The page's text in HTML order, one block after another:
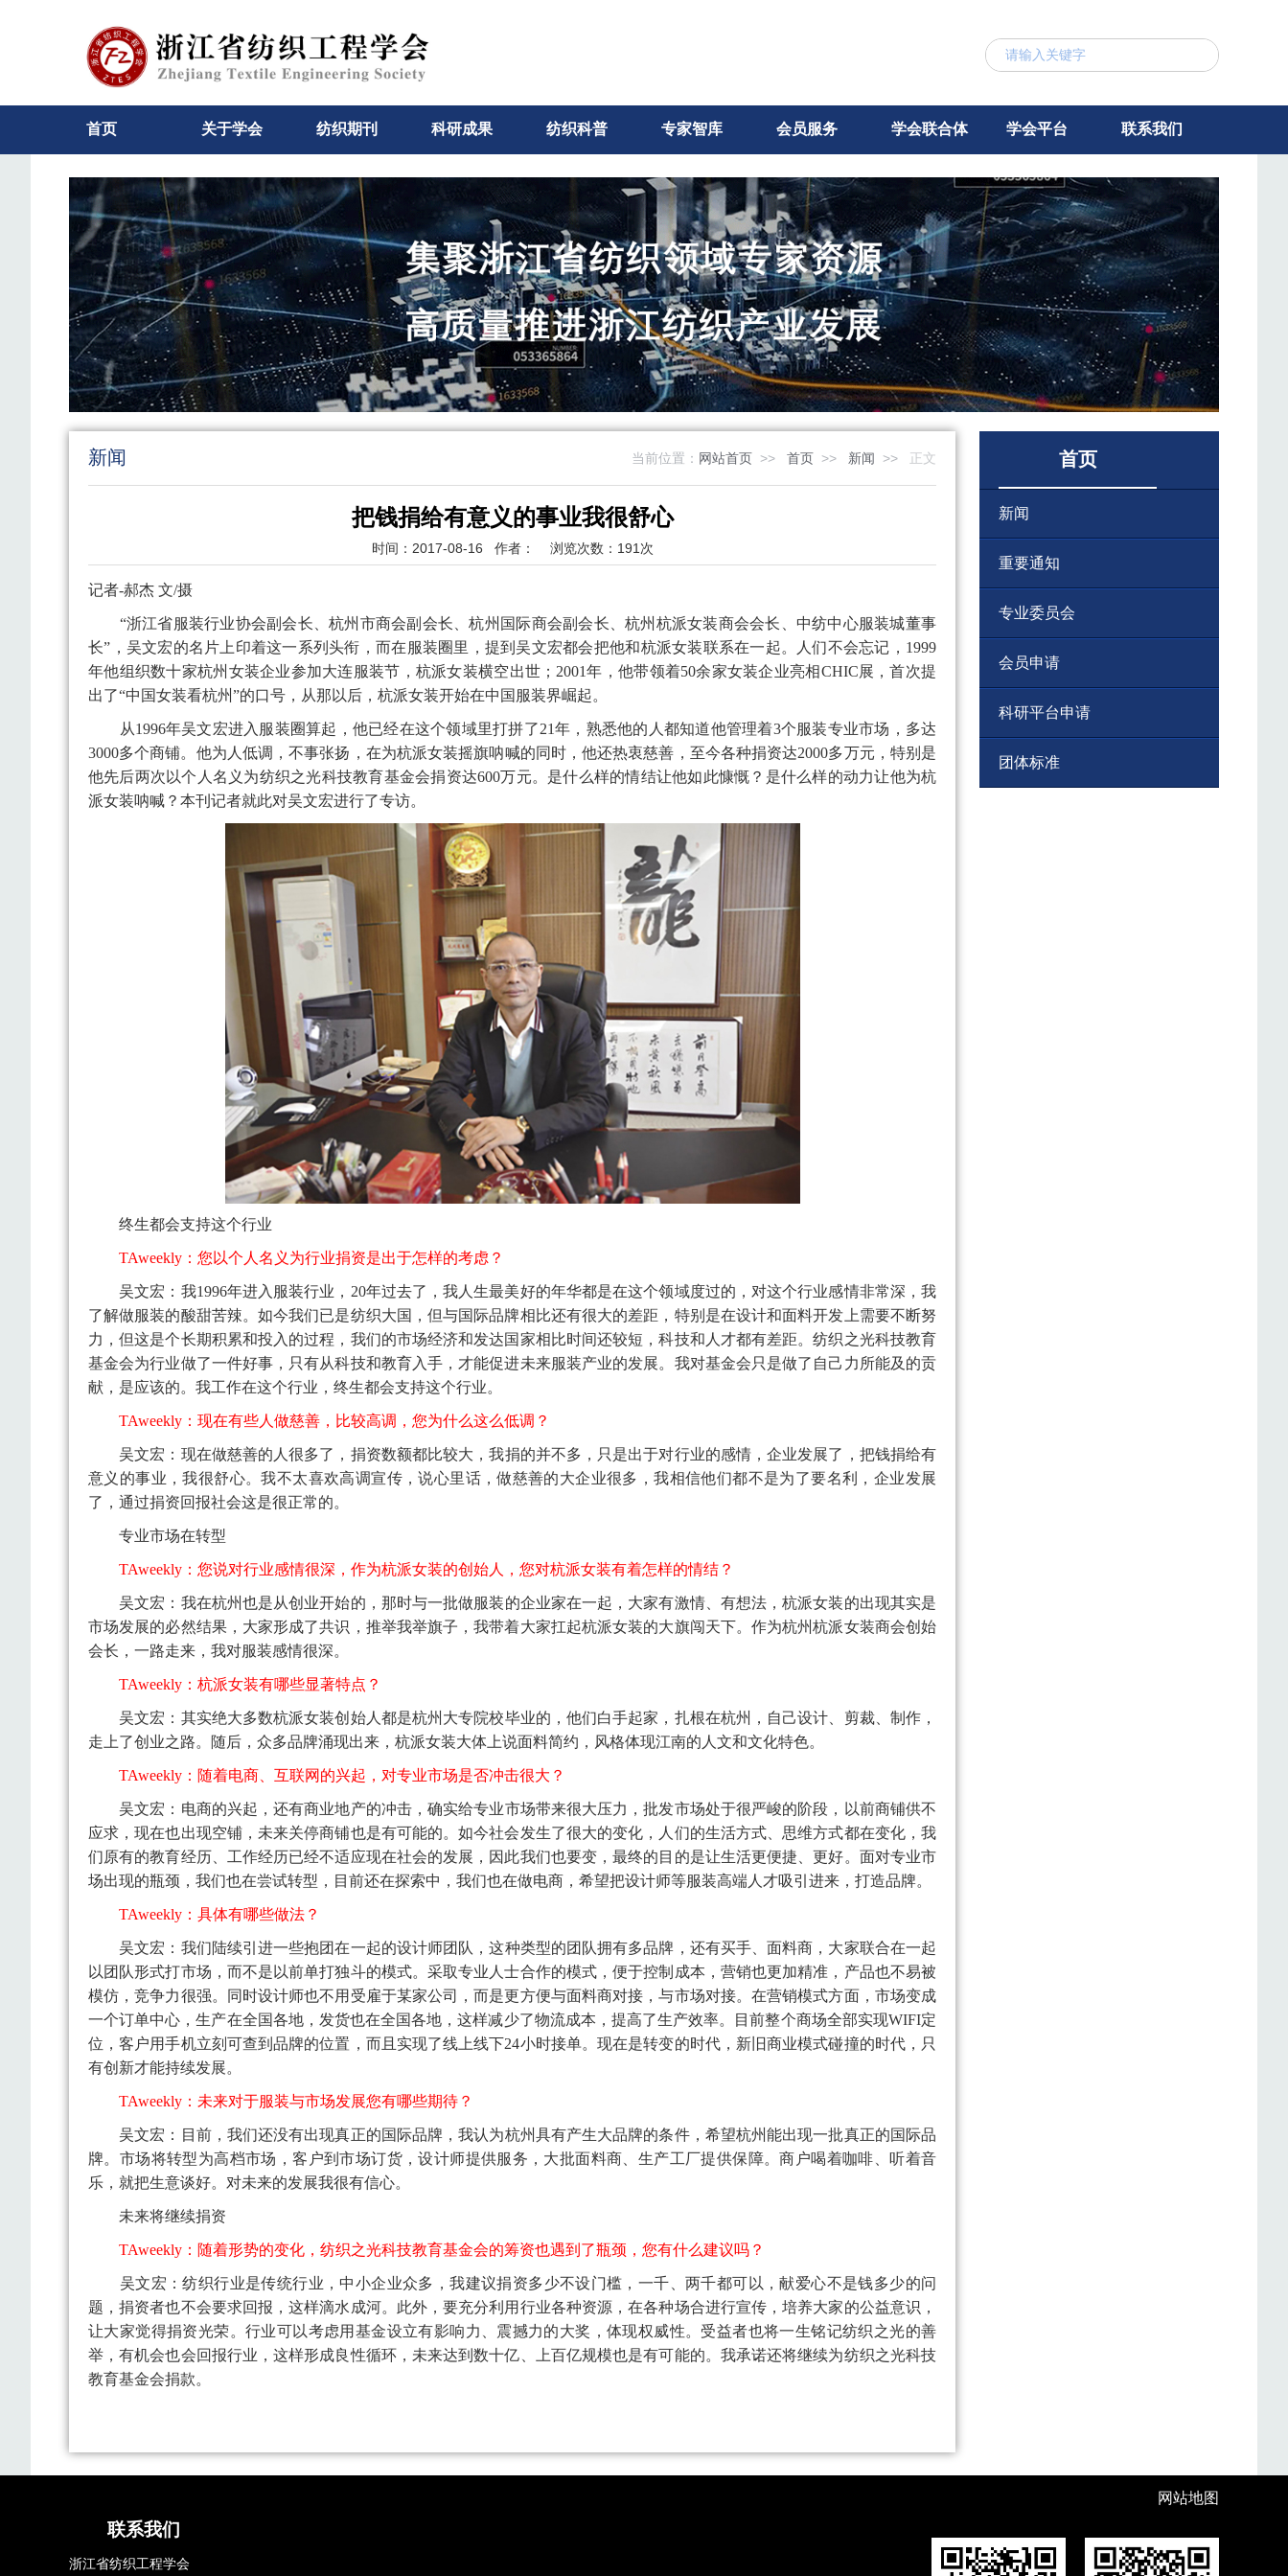
首页 关于学会 纺织期刊 科研成果 纺织科普 专家智库 会员服务 学会联合体 学会平台 联系我们
新闻 当前位置： 网站首页 >> 首页 >> 新闻 >> 正文
把钱捐给有意义的事业我很舒心
时间： 2017-08-16 作者： 浏览次数： 191次
记者-郝杰 文/摄
“浙江省服装行业协会副会长、杭州市商会副会长、杭州国际商会副会长、杭州杭派女装商会会长、中纺中心服装城董事
长”，吴文宏的名片上印着这一系列头衔，而在服装圈里，提到吴文宏都会把他和杭派女装联系在一起。人们不会忘记，1999
年他组织数十家杭州女装企业参加大连服装节，杭派女装横空出世；2001年，他带领着50余家女装企业亮相CHIC展，首次提
出了“中国女装看杭州”的口号，从那以后，杭派女装开始在中国服装界崛起。
从1996年吴文宏进入服装圈算起，他已经在这个领域里打拼了21年，熟悉他的人都知道他管理着3个服装专业市场，多达
3000多个商铺。他为人低调，不事张扬，在为杭派女装摇旗呐喊的同时，他还热衷慈善，至今各种捐资达2000多万元，特别是
他先后两次以个人名义为纺织之光科技教育基金会捐资达600万元。是什么样的情结让他如此慷慨？是什么样的动力让他为杭
派女装呐喊？本刊记者就此对吴文宏进行了专访。
终生都会支持这个行业
TAweekly：您以个人名义为行业捐资是出于怎样的考虑？
吴文宏： 我1996年进入服装行业，20年过去了，我人生最美好的年华都是在这个领域度过的，对这个行业感情非常深，我
了解做服装的酸甜苦辣。如今我们已是纺织大国，但与国际品牌相比还有很大的差距，特别是在设计和面料开发上需要不断努
力，但这是个长期积累和投入的过程，我们的市场经济和发达国家相比时间还较短，科技和人才都有差距。纺织之光科技教育
基金会为行业做了一件好事，只有从科技和教育入手，才能促进未来服装产业的发展。我对基金会只是做了自己力所能及的贡
献，是应该的。我工作在这个行业，终生都会支持这个行业。
TAweekly：现在有些人做慈善，比较高调，您为什么这么低调？
吴文宏： 现在做慈善的人很多了，捐资数额都比较大，我捐的并不多，只是出于对行业的感情，企业发展了，把钱捐给有
意义的事业，我很舒心。我不太喜欢高调宣传，说心里话，做慈善的大企业很多，我相信他们都不是为了要名利，企业发展
了，通过捐资回报社会这是很正常的。
专业市场在转型
TAweekly ：您说对行业感情很深，作为杭派女装的创始人，您对杭派女装有着怎样的情结？
吴文宏： 我在杭州也是从创业开始的，那时与一批做服装的企业家在一起，大家有激情、有想法，杭派女装的出现其实是
市场发展的必然结果，大家形成了共识，推举我举旗子，我带着大家扛起杭派女装的大旗闯天下。作为杭州杭派女装商会创始
会长，一路走来，我对服装感情很深。
TAweekly：杭派女装有哪些显著特点？
吴文宏：其实绝大多数杭派女装创始人都是杭州大专院校毕业的，他们白手起家，扎根在杭州，自己设计、剪裁、制作，
走上了创业之路。随后，众多品牌涌现出来，杭派女装大体上说面料简约，风格体现江南的人文和文化特色。
TAweekly：随着电商、互联网的兴起，对专业市场是否冲击很大？
吴文宏： 电商的兴起，还有商业地产的冲击，确实给专业市场带来很大压力，批发市场处于很严峻的阶段，以前商铺供不
应求，现在也出现空铺，未来关停商铺也是有可能的。如今社会发生了很大的变化，人们的生活方式、思维方式都在变化，我
们原有的教育经历、工作经历已经不适应现在社会的发展，因此我们也要变，最终的目的是让生活更便捷、更好。面对专业市
场出现的瓶颈，我们也在尝试转型，目前还在探索中，我们也在做电商，希望把设计师等服装高端人才吸引进来，打造品牌。
TAweekly：具体有哪些做法？
吴文宏： 我们陆续引进一些抱团在一起的设计师团队，这种类型的团队拥有多品牌，还有买手、面料商，大家联合在一起
以团队形式打市场，而不是以前单打独斗的模式。采取专业人士合作的模式，便于控制成本，营销也更加精准，产品也不易被
模仿，竞争力很强。同时设计师也不用受雇于某家公司，而是更方便与面料商对接，与市场对接。在营销模式方面，市场变成
一个订单中心，生产在全国各地，发货也在全国各地，这样减少了物流成本，提高了生产效率。目前整个商场全部实现WIFI定
位，客户用手机立刻可查到品牌的位置，而且实现了线上线下24小时接单。现在是转变的时代，新旧商业模式碰撞的时代，只
有创新才能持续发展。
TAweekly：未来对于服装与市场发展您有哪些期待？
吴文宏：
目前，我们还没有出现真正的国际品牌，我认为杭州具有产生大品牌的条件，希望杭州能出现一批真正的国际品
牌。市场将转型为高档市场，客户到市场订货，设计师提供服务，大批面料商、生产工厂提供保障。商户喝着咖啡、听着音
乐，就把生意谈好。对未来的发展我很有信心。
未来将继续捐资
TAweekly：随着形势的变化，纺织之光科技教育基金会的筹资也遇到了瓶颈，您有什么建议吗？
吴文宏：纺织行业是传统行业，中小企业众多，我建议捐资多少不设门槛，一千、两千都可以，献爱心不是钱多少的问
题，捐资者也不会要求回报，这样滴水成河。此外，要充分利用行业各种资源，在各种场合进行宣传，培养大家的公益意识，
让大家觉得捐资光荣。行业可以考虑用基金设立有影响力、震撼力的大奖，体现权威性。受益者也将一生铭记纺织之光的善
举，有机会也会回报行业，这样形成良性循环，未来达到数十亿、上百亿规模也是有可能的。我承诺还将继续为纺织之光科技
教育基金会捐款。
首页
新闻
重要通知
专业委员会
会员申请
科研平台申请
团体标准
联系我们
浙江省纺织工程学会
网站地图